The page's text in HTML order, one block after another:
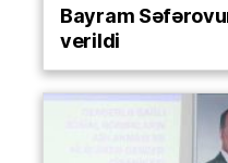
Bayram
verildi